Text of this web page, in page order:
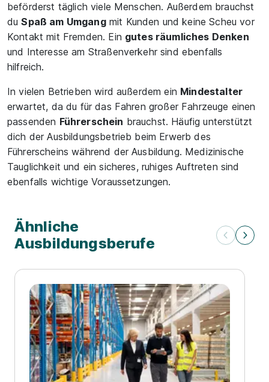
beförderst täglich viele Menschen. Außerdem brauchst
duSpaß am Umgangmit Kunden und keine Scheu vor
Kontakt mit Fremden. Ein gutes räumliches Denken
und Interesse am Straßenverkehr sind ebenfalls
hilfreich.
In vielen Betrieben wird außerdem ein Mindestalter
erwartet, da du für das Fahren großer Fahrzeuge einen
passenden Führerschein brauchst. Häufig unterstützt
dich der Ausbildungsbetrieb beim Erwerb des
Führerscheins während der Ausbildung. Medizinische
Tauglichkeit und ein sicheres, ruhiges Auftreten sind
ebenfalls wichtige Voraussetzungen.
Ähnliche
Ausbildungsberufe